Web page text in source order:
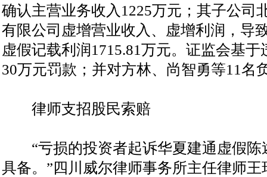
确认主营业务收入1225万元；其子公司
有限公司虚增营业收入、虚增利润，导
虚假记载利润1715.81万元。证监会基
30万元罚款；并对方林、尚智勇等11名
律师支招股民索赔
“亏损的投资者起诉华夏建通虚假陈
具备。”四川威尔律师事务所主任律师